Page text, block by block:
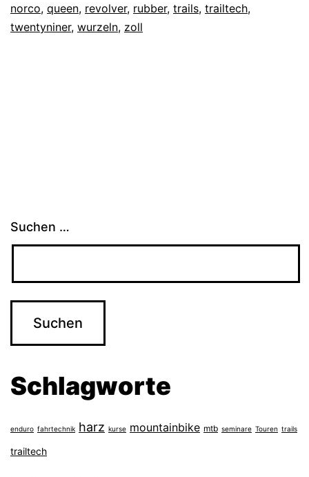
norco, queen, revolver, rubber, trails, trailtech,
twentyniner, wurzeln, zoll
Suchen …
Schlagworte
enduro fahrtechnik harz kurse mountainbike mtb seminare Touren trails
trailtech